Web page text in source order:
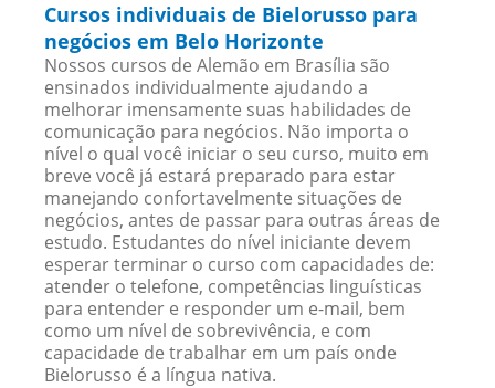
Cursos individuais de Bielorusso para
negócios em Belo Horizonte
Nossos cursos de Alemão em Brasília são
ensinados individualmente ajudando a
melhorar imensamente suas habilidades de
comunicação para negócios. Não importa o
nível o qual você iniciar o seu curso, muito em
breve você já estará preparado para estar
manejando confortavelmente situações de
negócios, antes de passar para outras áreas de
estudo. Estudantes do nível iniciante devem
esperar terminar o curso com capacidades de:
atender o telefone, competências linguísticas
para entender e responder um e-mail, bem
como um nível de sobrevivência, e com
capacidade de trabalhar em um país onde
Bielorusso é a língua nativa.